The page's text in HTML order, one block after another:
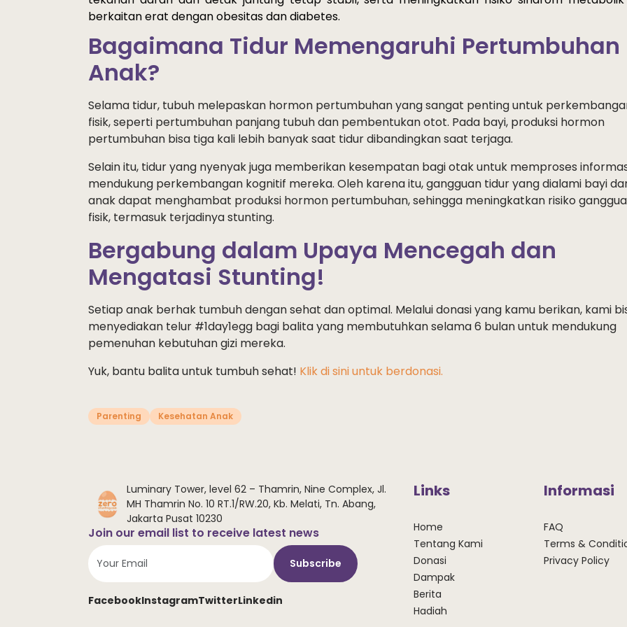
berkaitan erat dengan obesitas dan diabetes.
Bagaimana Tidur Memengaruhi Pertumbuhan
Anak?
Selama tidur, tubuh melepaskan hormon pertumbuhan yang sangat penting untuk
fisik, seperti pertumbuhan panjang tubuh dan pembentukan otot. Pada bayi, produksi hormon
pertumbuhan bisa tiga kali lebih banyak saat tidur dibandingkan saat terjaga.
Selain itu, tidur yang nyenyak juga memberikan kesempatan bagi otak untuk memproses
mendukung perkembangan kognitif mereka. Oleh karena itu, gangguan tidur yang dialami bayi
anak dapat menghambat produksi hormon pertumbuhan, sehingga meningkatkan risiko
fisik, termasuk terjadinya stunting.
Bergabung dalam Upaya Mencegah dan
Mengatasi Stunting!
Setiap anak berhak tumbuh dengan sehat dan optimal. Melalui donasi yang kamu berikan, kami
menyediakan telur #1day1egg bagi balita yang membutuhkan selama 6 bulan untuk mendukung
pemenuhan kebutuhan gizi mereka.
Yuk, bantu balita untuk tumbuh sehat! Klik di sini untuk berdonasi.
Parenting Kesehatan Anak
Luminary Tower, level 62 – Thamrin, Nine Complex, Jl.
MH Thamrin No. 10 RT.1/RW.20, Kb. Melati, Tn. Abang,
Jakarta Pusat 10230
Join our email list to receive latest news
Subscribe
FacebookInstagramTwitterLinkedin
Links
Home
Tentang Kami
Donasi
Dampak
Berita
Hadiah
Informasi
FAQ
Terms &
Privacy Policy